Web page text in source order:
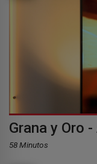
Grana y Oro
58 Minutos